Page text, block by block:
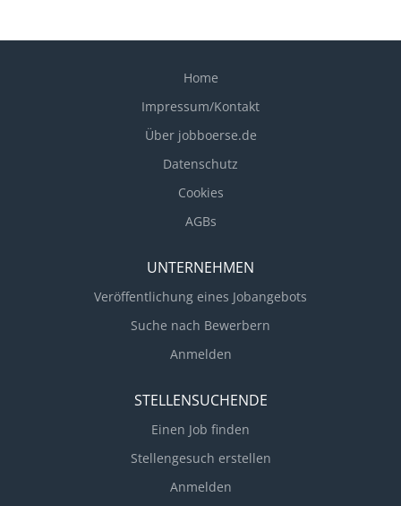
Home
Impressum/Kontakt
Über jobboerse.de
Datenschutz
Cookies
AGBs
UNTERNEHMEN
Veröffentlichung eines Jobangebots
Suche nach Bewerbern
Anmelden
STELLENSUCHENDE
Einen Job finden
Stellengesuch erstellen
Anmelden